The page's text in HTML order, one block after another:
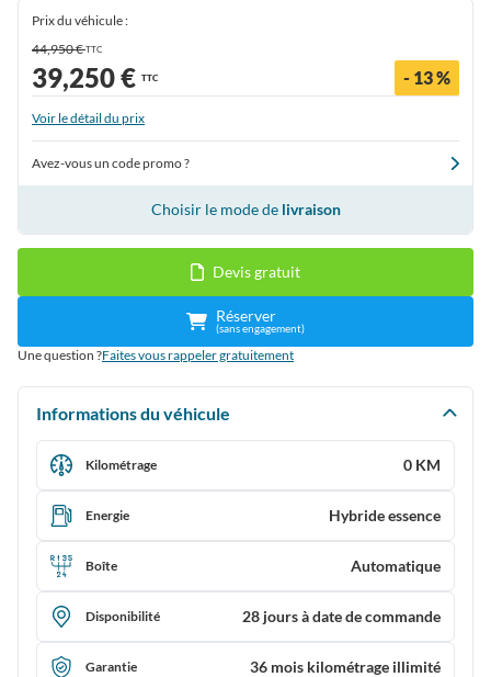
Prix du véhicule :
44,950 €TTC
39,250 € TTC - 13 %
Voir le détail du prix
Avez-vous un code promo ?
Choisir le mode de livraison
Devis gratuit
Réserver
(sans engagement)
Une question ?Faites vous rappeler gratuitement
Informations du véhicule
Kilométrage 0 KM
Energie Hybride essence
Boîte Automatique
Disponibilité 28 jours à date de commande
Garantie 36 mois kilométrage illimité